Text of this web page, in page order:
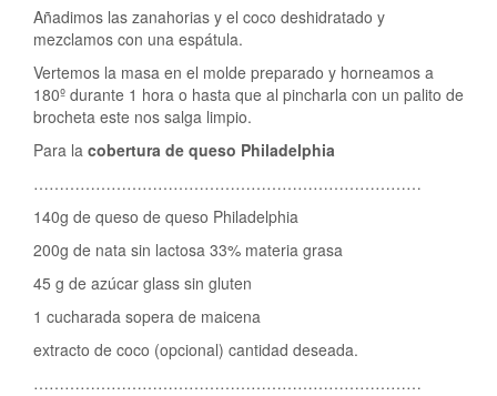
Añadimos las zanahorias y el coco deshidratado y
mezclamos con una espátula.
Vertemos la masa en el molde preparado y horneamos a
180º durante 1 hora o hasta que al pincharla con un palito de
brocheta este nos salga limpio.
Para la cobertura de queso Philadelphia
…………………………………………………………………
140g de queso de queso Philadelphia
200g de nata sin lactosa 33% materia grasa
45 g de azúcar glass sin gluten
1 cucharada sopera de maicena
extracto de coco (opcional) cantidad deseada.
…………………………………………………………………